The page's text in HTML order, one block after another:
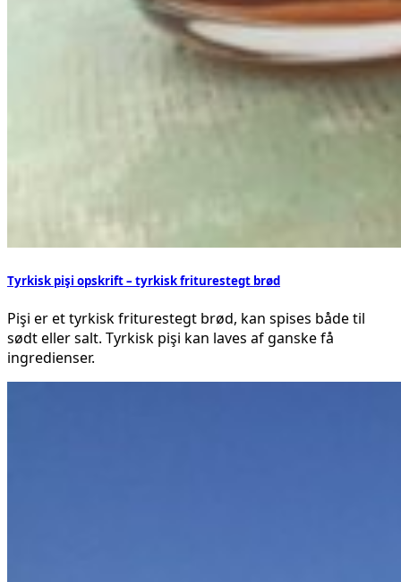
Tyrkisk pişi opskrift – tyrkisk friturestegt brød
Pişi er et tyrkisk friturestegt brød, kan spises både til
sødt eller salt. Tyrkisk pişi kan laves af ganske få
ingredienser.